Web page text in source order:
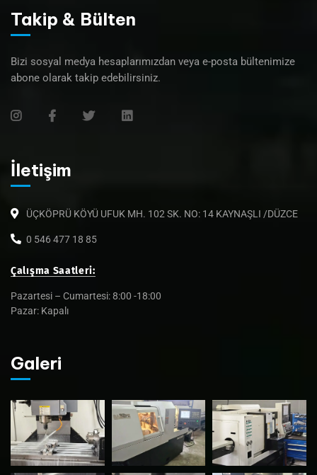
Takip & Bülten
Bizi sosyal medya hesaplarımızdan veya e-posta bültenimize
abone olarak takip edebilirsiniz.
İletişim
ÜÇKÖPRÜ KÖYÜ UFUK MH. 102 SK. NO: 14 KAYNAŞLI /DÜZCE
0 546 477 18 85
Çalışma Saatleri:
Pazartesi – Cumartesi: 8:00 -18:00
Pazar: Kapalı
Galeri